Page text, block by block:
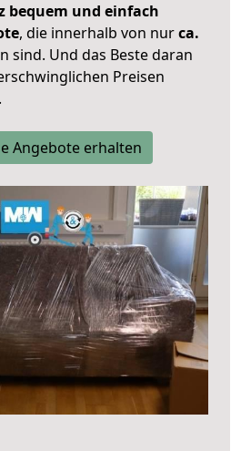
bequem und einfach
, die innerhalb von nurca.
sind. Und das Beste daran
Preisen
Angebote erhalten